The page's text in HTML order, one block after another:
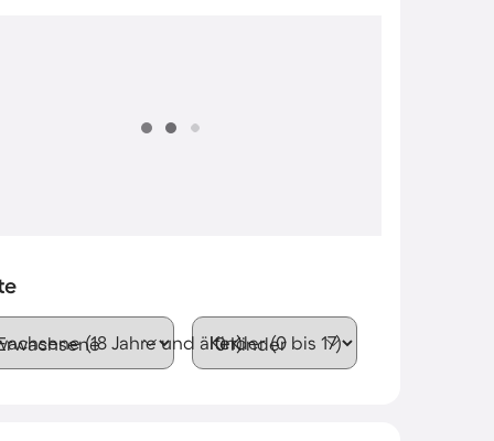
(18 Jahre und älter)Kinder (0 bis 17)